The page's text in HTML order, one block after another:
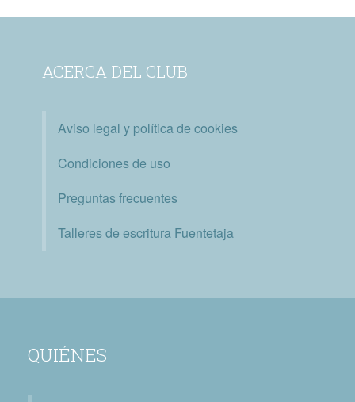
ACERCA DEL CLUB
Aviso legal y política de cookies
Condiciones de uso
Preguntas frecuentes
Talleres de escritura Fuentetaja
QUIÉNES